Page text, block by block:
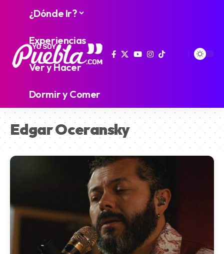
¿Dónde Ir?
Experiencias
Ver y Hacer
Dormir y Comer
Edgar Oceransky